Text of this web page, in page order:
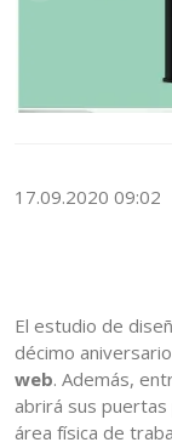
17.09.2020 09:02
El estudio de
décimo
web. Además,
abrirá sus
área física de